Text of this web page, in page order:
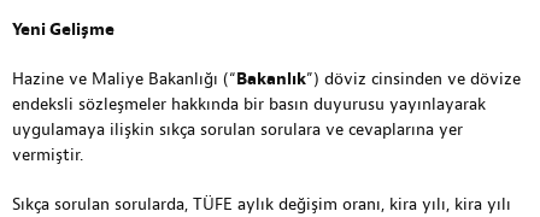
Yeni Gelişme
Hazine ve Maliye Bakanlığı (“Bakanlık”) döviz cinsinden ve dövize
endeksli sözleşmeler hakkında bir basın duyurusu yayınlayarak
uygulamaya ilişkin sıkça sorulan sorulara ve cevaplarına yer
vermiştir.
Sıkça sorulan sorularda, TÜFE aylık değişim oranı, kira yılı, kira yılı